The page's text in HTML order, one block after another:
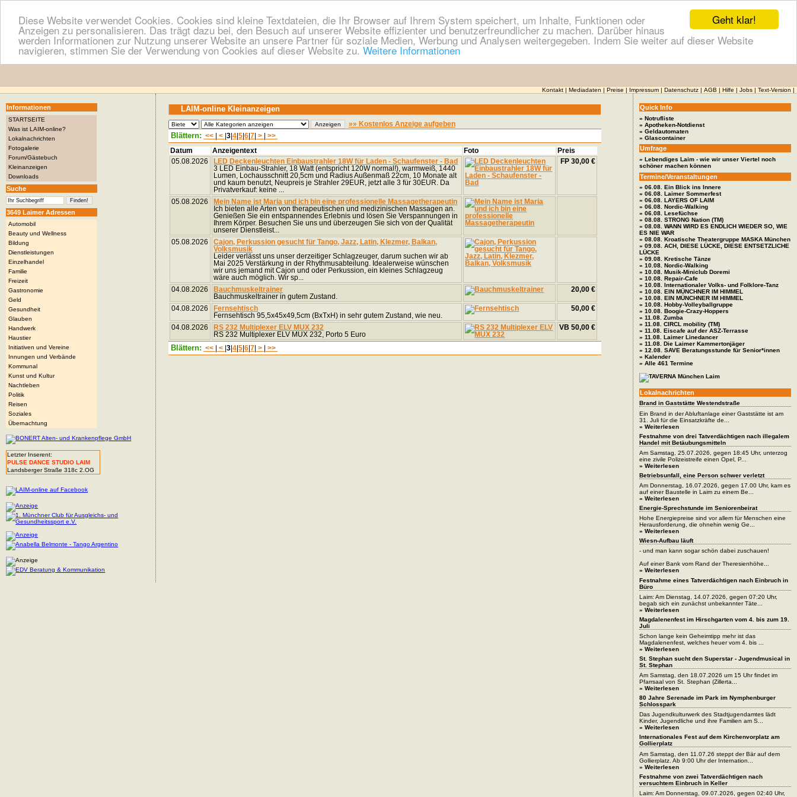
Geht klar!
Diese Website verwendet Cookies. Cookies sind kleine Textdateien, die Ihr Browser auf Ihrem System speichert, um Inhalte, Funktionen oder
Anzeigen zu personalisieren. Das trägt dazu bei, den Besuch auf unserer Website effizienter und benutzerfreundlicher zu machen. Darüber hinaus
werden Informationen zur Nutzung unserer Website an unsere Partner für soziale Medien, Werbung und Analysen weitergegeben. Indem Sie weiter auf dieser Website
navigieren, stimmen Sie der Verwendung von Cookies auf dieser Website zu. Weitere Informationen
Kontakt Mediadaten Preise Impressum Datenschutz AGB Hilfe Jobs Text-Version
Informationen
STARTSEITE
Was ist LAIM-online?
Lokalnachrichten
Fotogalerie
Forum/Gästebuch
Kleinanzeigen
Downloads
Suche
3649 Laimer Adressen
Automobil
Beauty und Wellness
Bildung
Dienstleistungen
Einzelhandel
Familie
Freizeit
Gastronomie
Geld
Gesundheit
Glauben
Handwerk
Haustier
Initiativen und Vereine
Innungen und Verbände
Kommunal
Kunst und Kultur
Nachtleben
Politik
Reisen
Soziales
Übernachtung
Letzter Inserent:
PULSE DANCE STUDIO LAIM
Landsberger Straße 318c 2.OG
LAIM-online Kleinanzeigen
»» Kostenlos Anzeige aufgeben
Blättern: << < |3 |4 |5 |6 |7 > >>
Datum Anzeigentext Foto
Preis
05.08.2026
LED Deckenleuchten Einbaustrahler 18W für Laden - Schaufenster - Bad
3 LED Einbau-Strahler, 18 Watt (entspricht 120W normal!), warmweiß, 1440
Lumen, Lochausschnitt 20,5cm und Radius Außenmaß 22cm, 10 Monate alt
und kaum benutzt, Neupreis je Strahler 29EUR, jetzt alle 3 für 30EUR. Da
Privatverkauf: keine ...
FP 30,00 €
05.08.2026
Mein Name ist Maria und ich bin eine professionelle Massagetherapeutin
Ich bieten alle Arten von therapeutischen und medizinischen Massagen an.
Genießen Sie ein entspannendes Erlebnis und lösen Sie Verspannungen in
Ihrem Körper. Besuchen Sie uns und überzeugen Sie sich von der Qualität
unserer Dienstleist...
05.08.2026
Cajon, Perkussion gesucht für Tango, Jazz, Latin, Klezmer, Balkan,
Volksmusik
Leider verlässt uns unser derzeitiger Schlagzeuger, darum suchen wir ab
Mai 2025 Verstärkung in der Rhythmusabteilung. Idealerweise wünschen
wir uns jemand mit Cajon und oder Perkussion, ein kleines Schlagzeug
wäre auch möglich. Wir sp...
04.08.2026
Bauchmuskeltrainer
Bauchmuskeltrainer in gutem Zustand.
20,00 €
04.08.2026
Fernsehtisch
Fernsehtisch 95,5x45x49,5cm (BxTxH) in sehr gutem Zustand, wie neu.
50,00 €
04.08.2026
RS 232 Multiplexer ELV MUX 232
RS 232 Multiplexer ELV MUX 232, Porto 5 Euro
VB 50,00 €
Blättern: << < |3 |4 |5 |6 |7 > >>
Quick Info
» Notrufliste
» Apotheken-Notdienst
» Geldautomaten
» Glascontainer
Umfrage
» Lebendiges Laim - wie wir unser Viertel noch
schöner machen können
Termine/Veranstaltungen
» 06.08. Ein Blick ins Innere
» 06.08. Laimer Sommerfest
» 06.08. LAYERS OF LAIM
» 06.08. Nordic-Walking
» 06.08. Lesefüchse
» 08.08. STRONG Nation (TM)
» 08.08. WANN WIRD ES ENDLICH WIEDER SO, WIE
ES NIE WAR
» 08.08. Kroatische Theatergruppe MASKA München
» 09.08. ACH, DIESE LÜCKE, DIESE ENTSETZLICHE
LÜCKE
» 09.08. Kretische Tänze
» 10.08. Nordic-Walking
» 10.08. Musik-Miniclub Doremi
» 10.08. Repair-Cafe
» 10.08. Internationaler Volks- und Folklore-Tanz
» 10.08. EIN MÜNCHNER IM HIMMEL
» 10.08. EIN MÜNCHNER IM HIMMEL
» 10.08. Hobby-Volleyballgruppe
» 10.08. Boogie-Crazy-Hoppers
» 11.08. Zumba
» 11.08. CIRCL mobility (TM)
» 11.08. Eiscafe auf der ASZ-Terrasse
» 11.08. Laimer Linedancer
» 11.08. Die Laimer Kammertonjäger
» 12.08. SAVE Beratungsstunde für Senior*innen
» Kalender
» Alle 461 Termine
Lokalnachrichten
Brand in Gaststätte Westendstraße
Ein Brand in der Abluftanlage einer Gaststätte ist am
31. Juli für die Einsatzkräfte de...
» Weiterlesen
Festnahme von drei Tatverdächtigen nach illegalem
Handel mit Betäubungsmitteln
Am Samstag, 25.07.2026, gegen 18:45 Uhr, unterzog
eine zivile Polizeistreife einen Opel, P...
» Weiterlesen
Betriebsunfall, eine Person schwer verletzt
Am Donnerstag, 16.07.2026, gegen 17.00 Uhr, kam es
auf einer Baustelle in Laim zu einem Be...
» Weiterlesen
Energie-Sprechstunde im Seniorenbeirat
Hohe Energiepreise sind vor allem für Menschen eine
Herausforderung, die ohnehin wenig Ge...
» Weiterlesen
Wiesn-Aufbau läuft
- und man kann sogar schön dabei zuschauen!
Auf einer Bank vom Rand der Theresienhöhe...
» Weiterlesen
Festnahme eines Tatverdächtigen nach Einbruch in
Büro
Laim: Am Dienstag, 14.07.2026, gegen 07:20 Uhr,
begab sich ein zunächst unbekannter Täte...
» Weiterlesen
Magdalenenfest im Hirschgarten vom 4. bis zum 19.
Juli
Schon lange kein Geheimtipp mehr ist das
Magdalenenfest, welches heuer vom 4. bis ...
» Weiterlesen
St. Stephan sucht den Superstar - Jugendmusical in
St. Stephan
Am Samstag, den 18.07.2026 um 15 Uhr findet im
Pfarrsaal von St. Stephan (Zillerta...
» Weiterlesen
80 Jahre Serenade im Park im Nymphenburger
Schlosspark
Das Jugendkulturwerk des Stadtjugendamtes lädt
Kinder, Jugendliche und ihre Familien am S...
» Weiterlesen
Internationales Fest auf dem Kirchenvorplatz am
Gollierplatz
Am Samstag, den 11.07.26 steppt der Bär auf dem
Gollierplatz. Ab 9:00 Uhr der Internation...
» Weiterlesen
Festnahme von zwei Tatverdächtigen nach
versuchtem Einbruch in Keller
Laim: Am Donnerstag, 09.07.2026, gegen 02:40 Uhr,